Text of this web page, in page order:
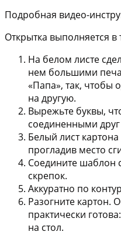
Подробная видео-
Открытка выполняется в
На белом листе
нем большими
«Папа», так, чтобы
на другую.
Вырежьте буквы,
соединенными друг
Белый лист
прогладив место
Соедините шаблон
скрепок.
Аккуратно по
Разогните картон.
практически
на стол.